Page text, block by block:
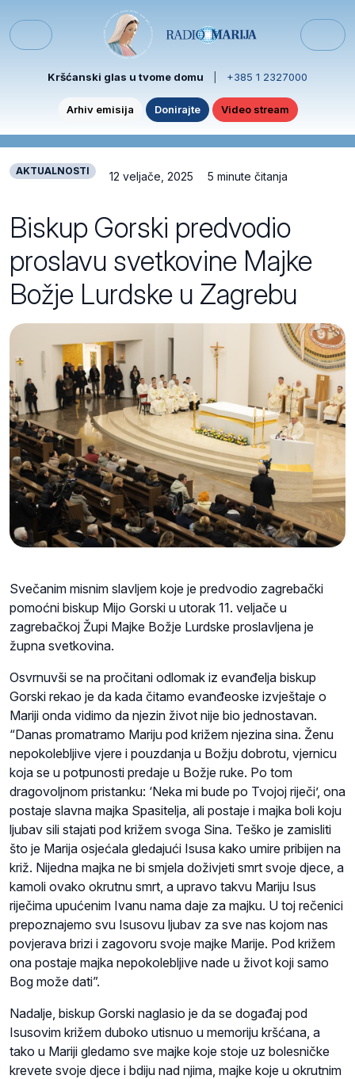
Menu
Kršćanski glas u tvome domu +385 1 2327000
Arhiv emisija Donirajte Video stream
AKTUALNOSTI 12 veljače, 2025 5 minute čitanja
Biskup Gorski predvodio
proslavu svetkovine Majke
Božje Lurdske u Zagrebu
Svečanim misnim slavljem koje je predvodio zagrebački
pomoćni biskup Mijo Gorski u utorak 11. veljače u
zagrebačkoj Župi Majke Božje Lurdske proslavljena je
župna svetkovina.
Osvrnuvši se na pročitani odlomak iz evanđelja biskup
Gorski rekao je da kada čitamo evanđeoske izvještaje o
Mariji onda vidimo da njezin život nije bio jednostavan.
“Danas promatramo Mariju pod križem njezina sina. Ženu
nepokolebljive vjere i pouzdanja u Božju dobrotu, vjernicu
koja se u potpunosti predaje u Božje ruke. Po tom
dragovoljnom pristanku: ‘Neka mi bude po Tvojoj riječi’, ona
postaje slavna majka Spasitelja, ali postaje i majka boli koju
ljubav sili stajati pod križem svoga Sina. Teško je zamisliti
što je Marija osjećala gledajući Isusa kako umire pribijen na
križ. Nijedna majka ne bi smjela doživjeti smrt svoje djece, a
kamoli ovako okrutnu smrt, a upravo takvu Mariju Isus
riječima upućenim Ivanu nama daje za majku. U toj rečenici
prepoznajemo svu Isusovu ljubav za sve nas kojom nas
povjerava brizi i zagovoru svoje majke Marije. Pod križem
ona postaje majka nepokolebljive nade u život koji samo
Bog može dati”.
Nadalje, biskup Gorski naglasio je da se događaj pod
Isusovim križem duboko utisnuo u memoriju kršćana, a
tako u Mariji gledamo sve majke koje stoje uz bolesničke
krevete svoje djece i bdiju nad njima, majke koje u okrutnim